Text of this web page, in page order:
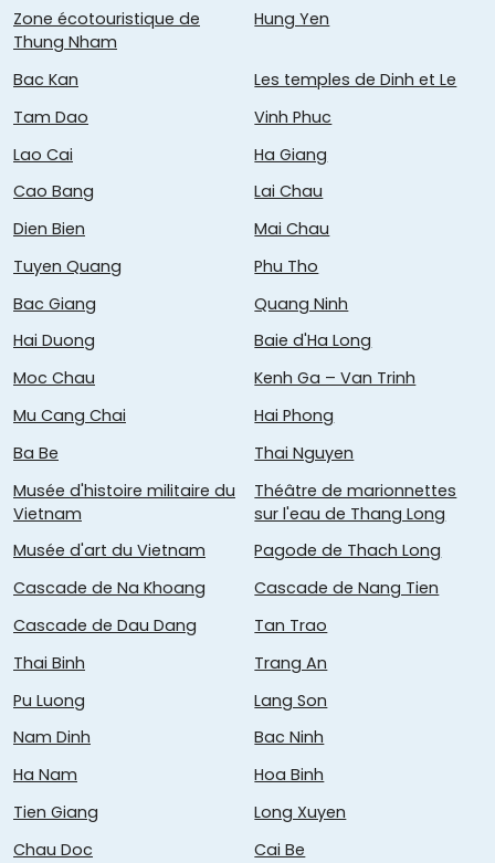
Zone écotouristique de
Thung Nham
Hung Yen
Bac Kan
Les temples de Dinh et Le
Tam Dao
Vinh Phuc
Lao Cai
Ha Giang
Cao Bang
Lai Chau
Dien Bien
Mai Chau
Tuyen Quang
Phu Tho
Bac Giang
Quang Ninh
Hai Duong
Baie d'Ha Long
Moc Chau
Kenh Ga – Van Trinh
Mu Cang Chai
Hai Phong
Ba Be
Thai Nguyen
Musée d'histoire militaire du
Vietnam
Théâtre de marionnettes
sur l'eau de Thang Long
Musée d'art du Vietnam
Pagode de Thach Long
Cascade de Na Khoang
Cascade de Nang Tien
Cascade de Dau Dang
Tan Trao
Thai Binh
Trang An
Pu Luong
Lang Son
Nam Dinh
Bac Ninh
Ha Nam
Hoa Binh
Tien Giang
Long Xuyen
Chau Doc
Cai Be